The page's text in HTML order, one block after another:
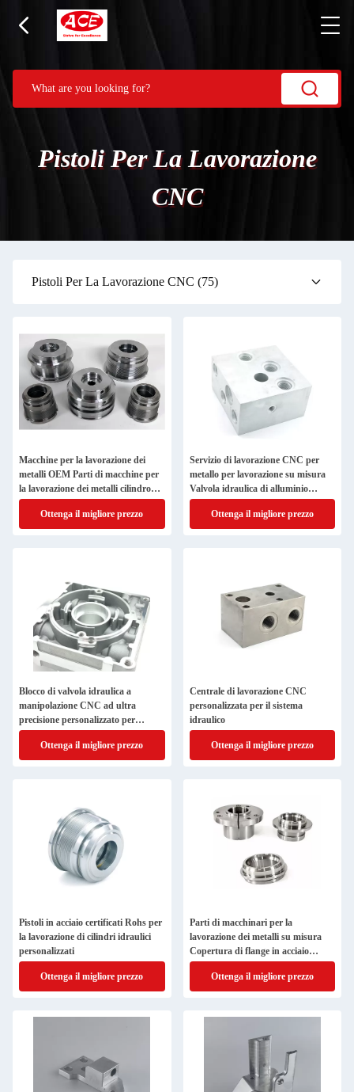
Pistoli Per La Lavorazione
CNC
Pistoli Per La Lavorazione CNC (75)
Macchine per la lavorazione dei
metalli OEM Parti di macchine per
la lavorazione dei metalli cilindro
idraulico pistone
Ottenga il migliore prezzo
Servizio di lavorazione CNC per
metallo per lavorazione su misura
Valvola idraulica di alluminio
Blocco manifold
Ottenga il migliore prezzo
Blocco di valvola idraulica a
manipolazione CNC ad ultra
precisione personalizzato per
industria
Ottenga il migliore prezzo
Centrale di lavorazione CNC
personalizzata per il sistema
idraulico
Ottenga il migliore prezzo
Pistoli in acciaio certificati Rohs per
la lavorazione di cilindri idraulici
personalizzati
Ottenga il migliore prezzo
Parti di macchinari per la
lavorazione dei metalli su misura
Copertura di flange in acciaio
inossidabile ad alta precisione
Ottenga il migliore prezzo